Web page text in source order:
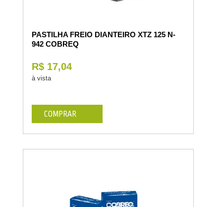
PASTILHA FREIO DIANTEIRO XTZ 125 N-
942 COBREQ
R$ 17,04
à vista
COMPRAR